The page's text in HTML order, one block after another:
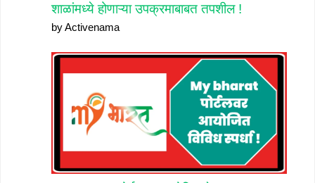
शाळांमध्ये होणाऱ्या उपक्रमाबाबत तपशील !
by Activenama